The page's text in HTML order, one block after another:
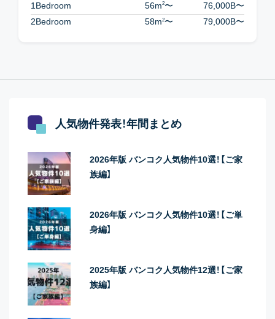
1Bedroom
56m2〜 76,000B〜
2Bedroom
58m2〜 79,000B〜
人気物件発表！年間まとめ
2026年版 バンコク人気物件10選！【ご家
族編】
2026年版 バンコク人気物件10選！【ご単
身編】
2025年版 バンコク人気物件12選！【ご家
族編】